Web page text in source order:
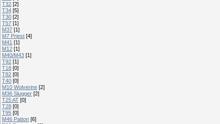
T32 [2]
T34 [5]
T30 [2]
T57 [1]
M37 [1]
M7 Priest [4]
M41 [1]
M12 [1]
M40/M43 [1]
T92 [1]
T18 [0]
T82 [0]
T40 [0]
M10 Wolverine [2]
M36 Slugger [2]
T25 AT [0]
T28 [0]
T95 [0]
M46 Patton [6]